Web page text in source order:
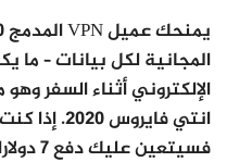
المجانية لكل بيانات –
الإلكتروني أثناء السفر
انتي فايروس
فسيتعين عليك دفع 7 دولارات شهريًا أو 50 دولارًا سنويًا.